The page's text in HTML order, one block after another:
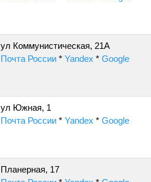
ул Коммунистическая, 21А
Почта России * Yandex * Google
ул Южная, 1
Почта России * Yandex * Google
Планерная, 17